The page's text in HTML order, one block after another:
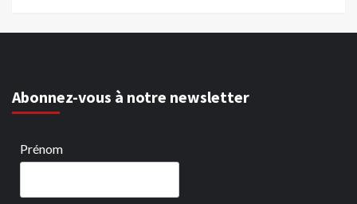
Abonnez-vous à notre newsletter
Prénom